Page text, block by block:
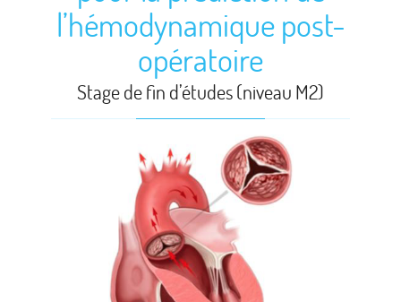
l’hémodynamique post-
opératoire
Stage de fin d’études (niveau M2)